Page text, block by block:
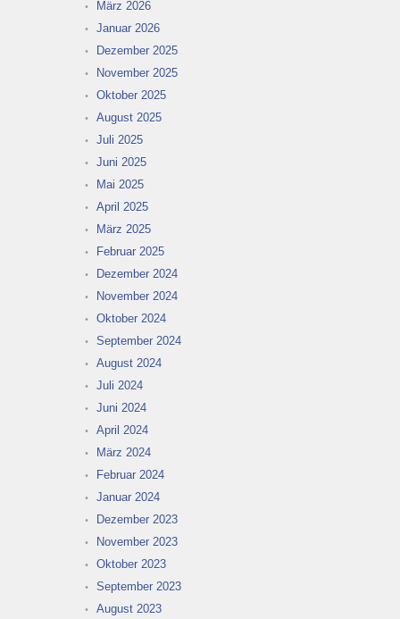
März 2026
Januar 2026
Dezember 2025
November 2025
Oktober 2025
August 2025
Juli 2025
Juni 2025
Mai 2025
April 2025
März 2025
Februar 2025
Dezember 2024
November 2024
Oktober 2024
September 2024
August 2024
Juli 2024
Juni 2024
April 2024
März 2024
Februar 2024
Januar 2024
Dezember 2023
November 2023
Oktober 2023
September 2023
August 2023